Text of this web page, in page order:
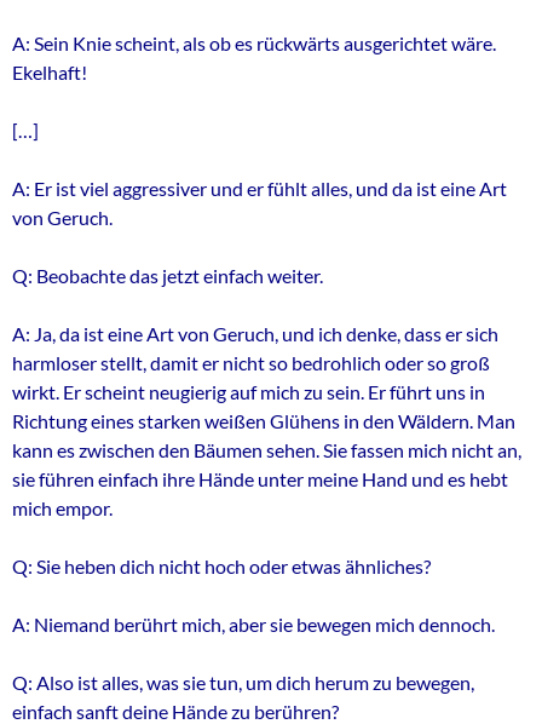
A: Sein Knie scheint, als ob es rückwärts ausgerichtet wäre.
Ekelhaft!
[…]
A: Er ist viel aggressiver und er fühlt alles, und da ist eine Art
von Geruch.
Q: Beobachte das jetzt einfach weiter.
A: Ja, da ist eine Art von Geruch, und ich denke, dass er sich
harmloser stellt, damit er nicht so bedrohlich oder so groß
wirkt. Er scheint neugierig auf mich zu sein. Er führt uns in
Richtung eines starken weißen Glühens in den Wäldern. Man
kann es zwischen den Bäumen sehen. Sie fassen mich nicht an,
sie führen einfach ihre Hände unter meine Hand und es hebt
mich empor.
Q: Sie heben dich nicht hoch oder etwas ähnliches?
A: Niemand berührt mich, aber sie bewegen mich dennoch.
Q: Also ist alles, was sie tun, um dich herum zu bewegen,
einfach sanft deine Hände zu berühren?